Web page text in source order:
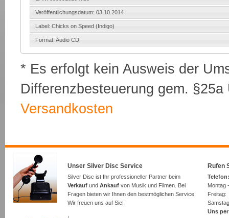
Veröffentlichungsdatum: 03.10.2014
Label: Chicks on Speed (Indigo)
Format: Audio CD
* Es erfolgt kein Ausweis der
Differenzbesteuerung gem.
Versandkosten
Unser Silver Disc Service
Silver Disc ist Ihr professioneller Partner beim
Verkauf und Ankauf von Musik und Filmen. Bei
Fragen bieten wir Ihnen den bestmöglichen Service.
Wir freuen uns auf Sie!
Rufen
Montag
Uns